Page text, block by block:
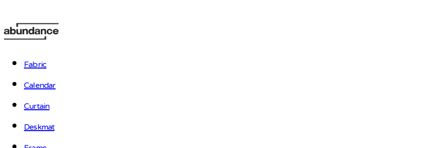
Fabric
Calendar
Curtain
Deskmat